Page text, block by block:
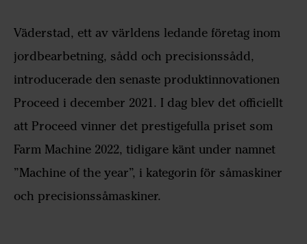
Väderstad, ett av världens ledande företag inom
jordbearbetning, sådd och precisionssådd,
introducerade den senaste produktinnovationen
Proceed i december 2021. I dag blev det officiellt
att Proceed vinner det prestigefulla priset som
Farm Machine 2022, tidigare känt under namnet
”Machine of the year”, i kategorin för såmaskiner
och precisionssåmaskiner.